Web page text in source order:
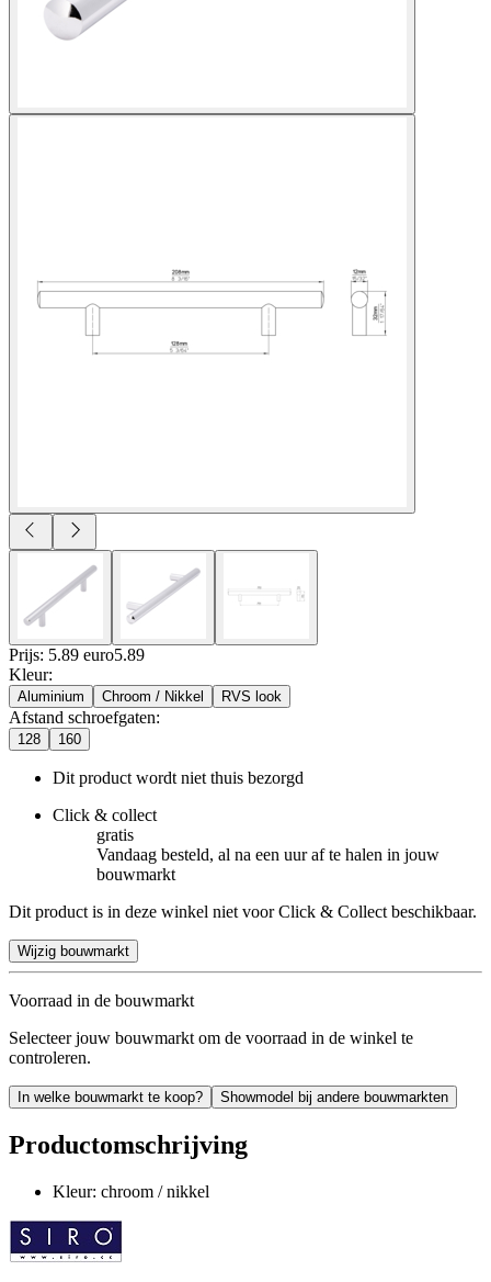
Prijs: 5.89 euro5.89
Kleur:
Aluminium Chroom / Nikkel RVS look
Afstand schroefgaten:
128 160
Dit product wordt niet thuis bezorgd
Click & collect
gratis
Vandaag besteld, al na een uur af te halen in jouw
bouwmarkt
Dit product is in deze winkel niet voor Click & Collect beschikbaar.
Wijzig bouwmarkt
Voorraad in de bouwmarkt
Selecteer jouw bouwmarkt om de voorraad in de winkel te
controleren.
In welke bouwmarkt te koop? Showmodel bij andere bouwmarkten
Productomschrijving
Kleur: chroom / nikkel